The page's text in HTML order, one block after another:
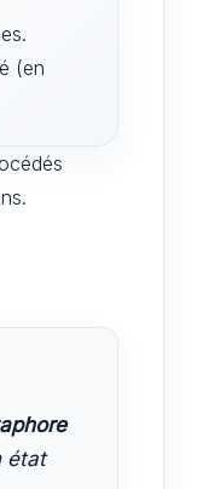
(en
état